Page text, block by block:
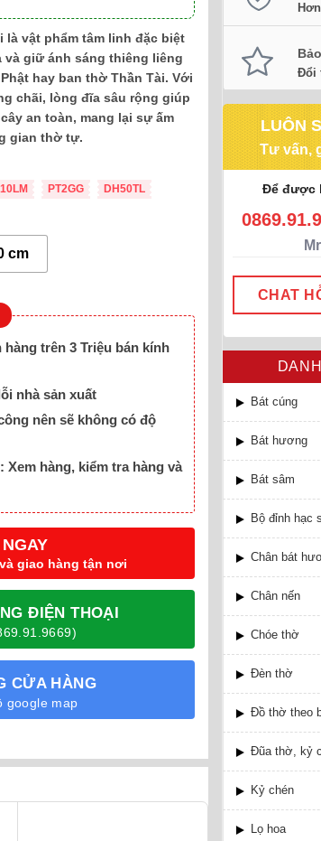
Đổi
LUÔN
Tư vấn,
Để được
CHAT
Bát cúng
Bát hương
Bát sâm
Bộ đỉnh hạc
Chân bát
Chân nến
Chóe thờ
Đèn thờ
Đồ thờ theo
Đũa thờ, kỷ
Kỷ chén
Lọ hoa
là vật phẩm tâm linh đặc biệt
giữ ánh sáng thiêng liêng
hay ban thờ Thần Tài. Với
chãi, lòng đĩa sâu rộng giúp
an toàn, mang lại sự ấm
gian thờ tự.
PT2GG DH50TL
cm
trên 3 Triệu bán kính
nhà sản xuất
nên sẽ không có độ
hàng, kiểm tra hàng và
giao hàng tận nơi
ĐIỆN THOẠI
CỬA HÀNG
google map